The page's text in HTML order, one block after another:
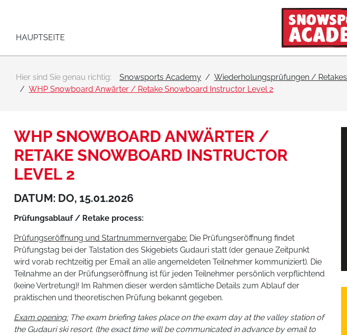
HAUPTSEITE
Hier sind Sie genau richtig: Snowsports Academy Wiederholungsprüfungen / Retakes
WHP Snowboard Anwärter / Retake Snowboard Instructor Level 2
WHP SNOWBOARD ANWÄRTER /
RETAKE SNOWBOARD INSTRUCTOR
LEVEL 2
DATUM: DO, 15.01.2026
Prüfungsablauf / Retake process:
Prüfungseröffnung und Startnummernvergabe: Die Prüfungseröffnung findet
Prüfungstag bei der Talstation des Skigebiets Gudauri statt (der genaue Zeitpunkt
wird vorab rechtzeitig per Email an alle angemeldeten Teilnehmer kommuniziert). Die
Teilnahme an der Prüfungseröffnung ist für jeden Teilnehmer persönlich verpflichtend
(keine Vertretung)! Im Rahmen dieser werden sämtliche Details zum Ablauf der
praktischen und theoretischen Prüfung bekannt gegeben.
Exam opening:The exam briefing takes place on the exam day at the valley station of
the Gudauri ski resort. (the exact time will be communicated in advance by email to